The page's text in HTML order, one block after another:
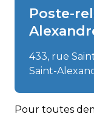
Poste-
433, rue
Saint-
Pour toutes